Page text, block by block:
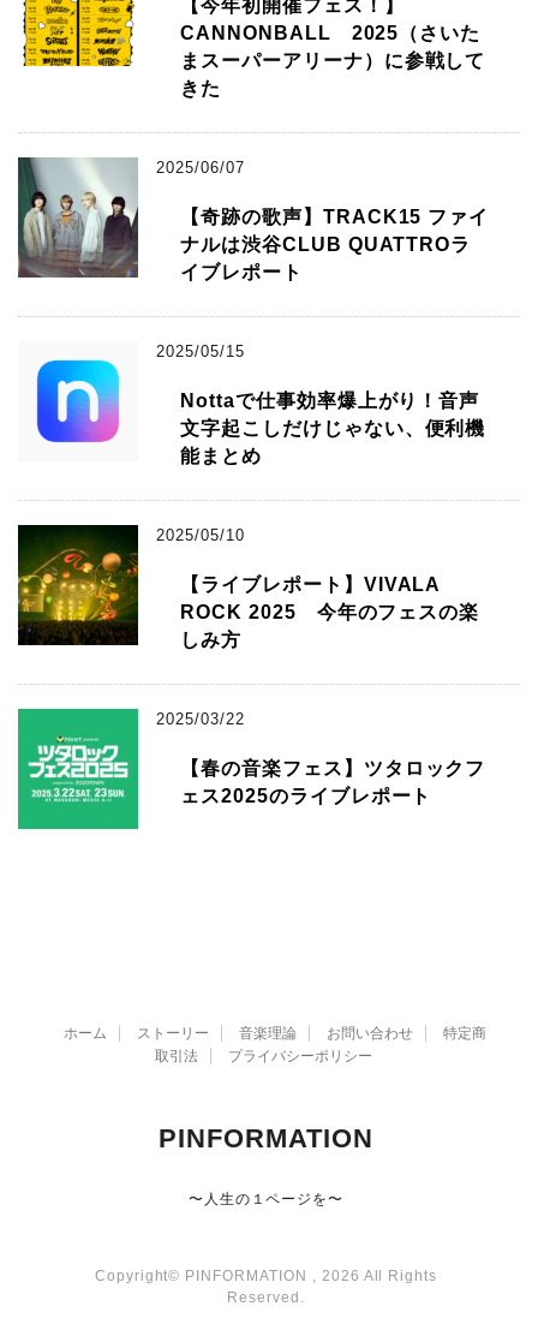
【今年初開催フェス！】
CANNONBALL 2025（さいた
まスーパーアリーナ）に参戦して
きた
2025/06/07
【奇跡の歌声】TRACK15 ファイ
ナルは渋谷CLUB QUATTROラ
イブレポート
2025/05/15
Nottaで仕事効率爆上がり！音声
文字起こしだけじゃない、便利機
能まとめ
2025/05/10
【ライブレポート】VIVALA
ROCK 2025 今年のフェスの楽
しみ方
2025/03/22
【春の音楽フェス】ツタロックフ
ェス2025のライブレポート
ホーム ストーリー 音楽理論 お問い合わせ
特定商
取引法
プライバシーポリシー
PINFORMATION
〜人生の１ページを〜
Copyright© PINFORMATION , 2026 All Rights
Reserved.